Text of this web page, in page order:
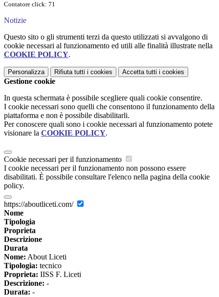
Contatore click: 71
Notizie
Questo sito o gli strumenti terzi da questo utilizzati si avvalgono di
cookie necessari al funzionamento ed utili alle finalità illustrate nella
COOKIE POLICY.
Personalizza Rifiuta tutti i cookies Accetta tutti i cookies
Gestione cookie
In questa schermata è possibile scegliere quali cookie consentire.
I cookie necessari sono quelli che consentono il funzionamento della
piattaforma e non è possibile disabilitarli.
Per conoscere quali sono i cookie necessari al funzionamento potete
visionare la COOKIE POLICY.
Cookie necessari per il funzionamento
I cookie necessari per il funzionamento non possono essere
disabilitati. È possibile consultare l'elenco nella pagina della cookie
policy.
https://aboutliceti.com/
Nome
Tipologia
Proprieta
Descrizione
Durata
Nome: About Liceti
Tipologia: tecnico
Proprieta: IISS F. Liceti
Descrizione: -
Durata: -